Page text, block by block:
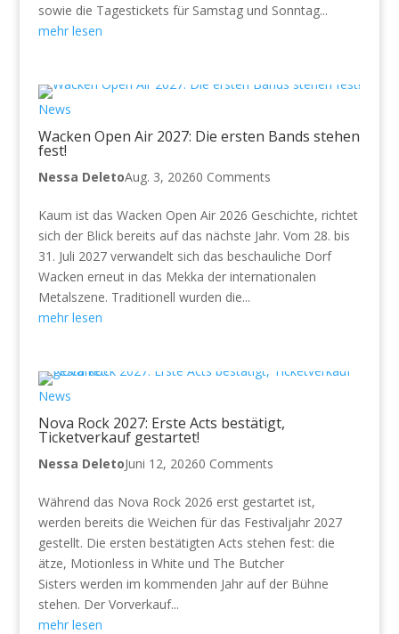
sowie die Tagestickets für Samstag und Sonntag...
mehr lesen
News
Wacken Open Air 2027: Die ersten Bands stehen
fest!
Nessa DeletoAug. 3, 20260 Comments
Kaum ist das Wacken Open Air 2026 Geschichte, richtet
sich der Blick bereits auf das nächste Jahr. Vom 28. bis
31. Juli 2027 verwandelt sich das beschauliche Dorf
Wacken erneut in das Mekka der internationalen
Metalszene. Traditionell wurden die...
mehr lesen
News
Nova Rock 2027: Erste Acts bestätigt,
Ticketverkauf gestartet!
Nessa DeletoJuni 12, 20260 Comments
Während das Nova Rock 2026 erst gestartet ist,
werden bereits die Weichen für das Festivaljahr 2027
gestellt. Die ersten bestätigten Acts stehen fest: die
ätze, Motionless in White und The Butcher
Sisters werden im kommenden Jahr auf der Bühne
stehen. Der Vorverkauf...
mehr lesen